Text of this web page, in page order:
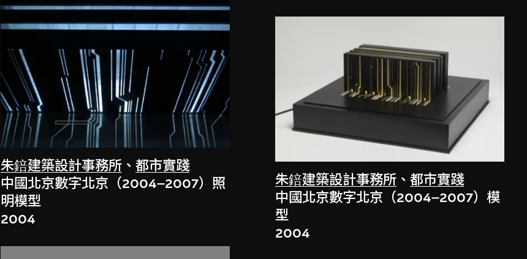
朱錇建築設計事務所 、都市實踐
中國北京數字北京（2004–2007）照
明模型
2004
朱錇建築設計事務所 、都市實踐
中國北京數字北京（2004–2007）模
型
2004